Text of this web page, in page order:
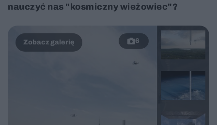
nauczyć nas "kosmiczny wieżowiec"?
6